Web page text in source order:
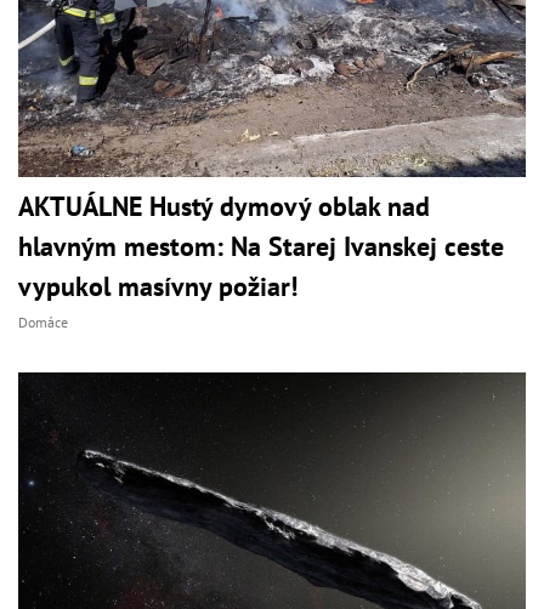
AKTUÁLNE Hustý dymový oblak nad
hlavným mestom: Na Starej Ivanskej ceste
vypukol masívny požiar!
Domáce